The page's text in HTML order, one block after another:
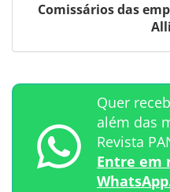
Comissários das
Quer
além das
Revista
Entre em